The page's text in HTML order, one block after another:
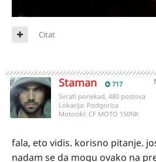
Citat
Staman 717
Svrati ponekad, 480 postova
Lokacija: Podgorica
Motocikl: CF MOTO 150NK
fala, eto vidis. korisno pitanje.
nadam se da mogu ovako na